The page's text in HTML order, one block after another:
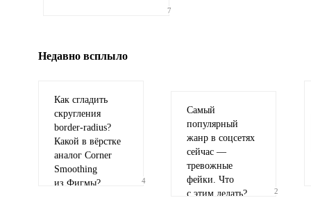
гиф или джипег шириной не более 700 пикселей
7
Недавно всплыло
Как сгладить
скругления
border-radius?
Какой в вёрстке
аналог Corner
Smoothing
из Фигмы?
4
Самый
популярный
жанр в соцсетях
сейчас —
тревожные
фейки. Что
с этим делать?
2